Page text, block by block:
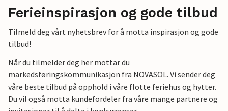
Ferieinspirasjon og gode tilbud
Tilmeld deg vårt nyhetsbrev for å motta inspirasjon og gode
tilbud!
Når du tilmelder deg her mottar du
markedsføringskommunikasjon fra NOVASOL. Vi sender deg
våre beste tilbud på opphold i våre flotte feriehus og hytter.
Du vil også motta kundefordeler fra våre mange partnere og